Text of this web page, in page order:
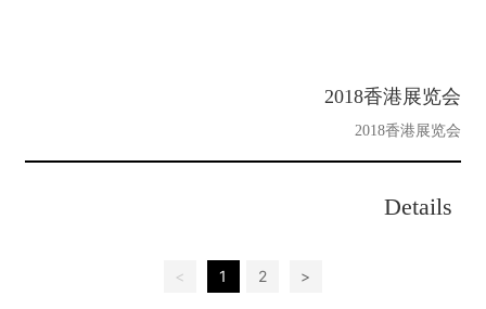
2018香港展览会
2018香港展览会
Details
< 1 2 >